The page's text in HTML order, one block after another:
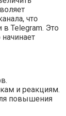
что
Telegram. Это
и реакциям.
повышения